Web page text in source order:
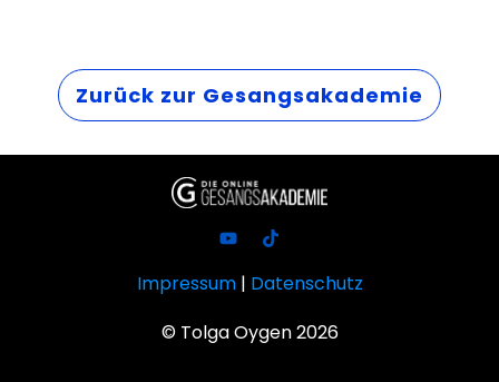
Zurück zur Gesangsakademie
Impressum| Datenschutz
© Tolga Oygen2026